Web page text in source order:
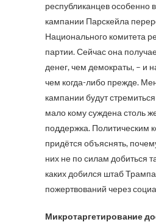
республиканцев особенно
кампании Парскейла
Национального комитета
партии. Сейчас она
денег, чем демократы, – и
чем когда-либо прежде.
кампании будут
мало кому суждена столь
поддержка. Политическим
придётся объяснять,
них не по силам добиться
каких добился штаб
пожертвований через
Микротаргетирование